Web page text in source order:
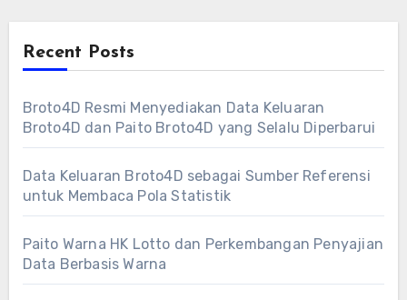
Recent Posts
Broto4D Resmi Menyediakan Data Keluaran
Broto4D dan Paito Broto4D yang Selalu Diperbarui
Data Keluaran Broto4D sebagai Sumber Referensi
untuk Membaca Pola Statistik
Paito Warna HK Lotto dan Perkembangan Penyajian
Data Berbasis Warna